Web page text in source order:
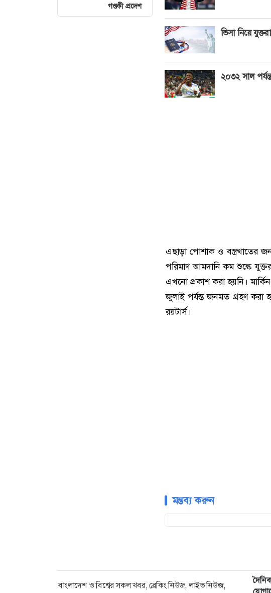
গণ্ডকী প্রদেশ
ভিসা নিয়ে
২০৩২ সাল
এছাড়া পোশাক ও বস্ত্রখাতের
পরিমাণ আমদানি কম শুল্কে
এখনো প্রকাশ করা হয়নি। মার্কিন
জুলাই পর্যন্ত জনমত গ্রহণ
রয়টার্স।
মন্তব্য করুন
বাংলাদেশ ও বিশ্বের সকল খবর, ব্রেকিং নিউজ, লাইভ নিউজ,